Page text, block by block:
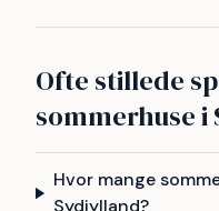
Ofte stillede
sommerhuse i
Hvor mange
Sydjylland?